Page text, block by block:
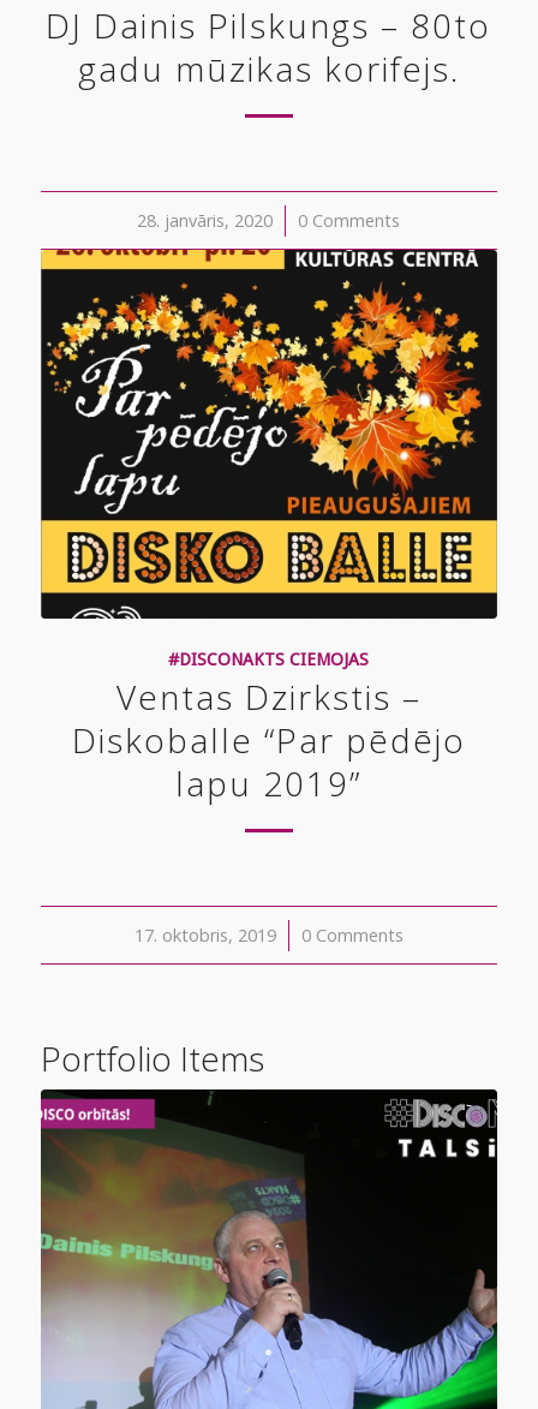
DJ Dainis Pilskungs – 80to
gadu mūzikas korifejs.
28. janvāris, 2020
/ 0 Comments
#DISCONAKTS CIEMOJAS
Ventas Dzirkstis –
Diskoballe “Par pēdējo
lapu 2019”
17. oktobris, 2019
/ 0 Comments
Portfolio Items